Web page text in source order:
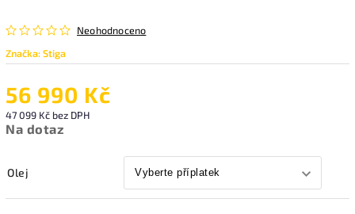
Neohodnoceno
Značka:Stiga
56 990 Kč
47 099 Kč bez DPH
Na dotaz
Olej